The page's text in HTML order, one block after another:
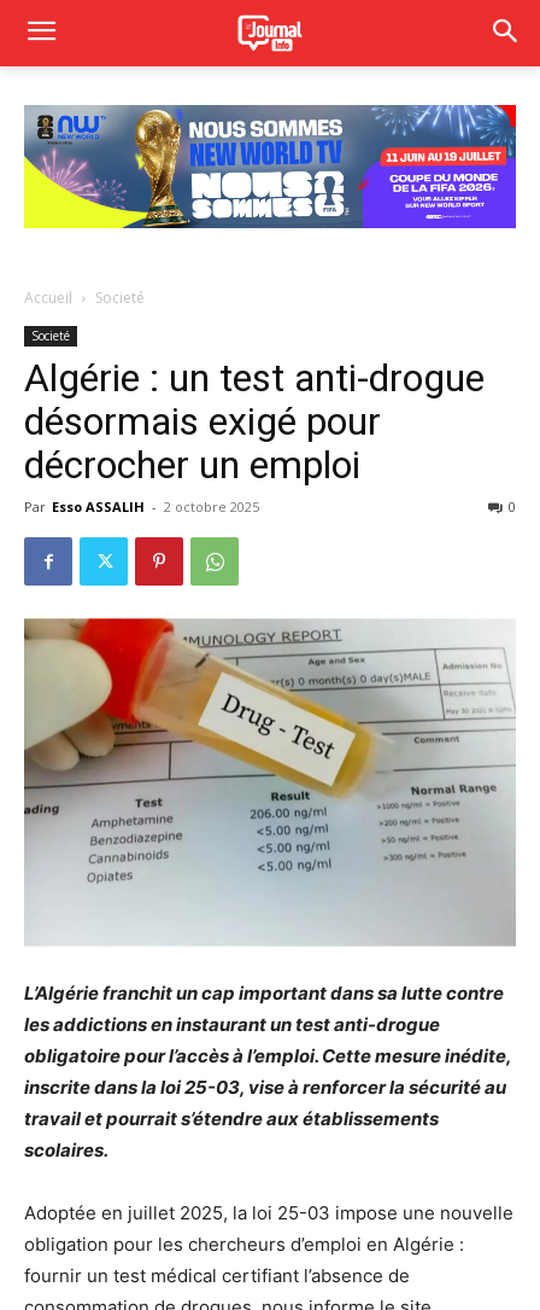
Accueil Societé
Societé
Algérie : un test anti-drogue
désormais exigé pour
décrocher un emploi
Par Esso ASSALIH - 2 octobre 2025 0
L’Algérie franchit un cap important dans sa lutte contre
les addictions en instaurant un test anti-drogue
obligatoire pour l’accès à l’emploi. Cette mesure inédite,
inscrite dans la loi 25-03, vise à renforcer la sécurité au
travail et pourrait s’étendre aux établissements
scolaires.
Adoptée en juillet 2025, la loi 25-03 impose une nouvelle
obligation pour les chercheurs d’emploi en Algérie :
fournir un test médical certifiant l’absence de